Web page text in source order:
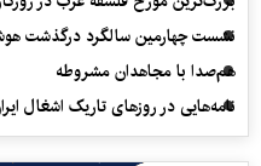
نشست چهارمین سالگرد درگذشت
هم‌صدا با مجاهدان مشروطه
نامه‌هایی در روزهای تاریک اشغال